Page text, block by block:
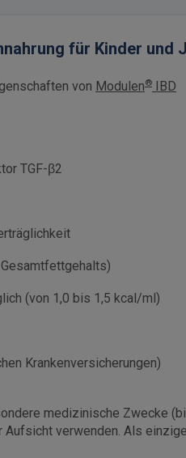
für Kinder und
von Modulen® IBD
TGF-β2
(von 1,0 bis 1,5 kcal/ml)
Krankenversicherungen)
medizinische Zwecke
Aufsicht verwenden. Als